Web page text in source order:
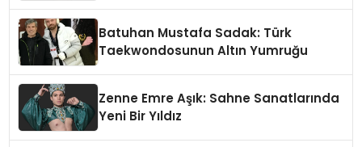
Batuhan Mustafa Sadak: Türk
Taekwondosunun Altın Yumruğu
Zenne Emre Aşık: Sahne Sanatlarında
Yeni Bir Yıldız